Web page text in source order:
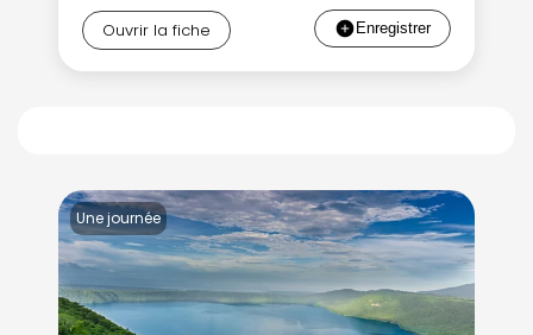
Ouvrir la fiche
Une journée